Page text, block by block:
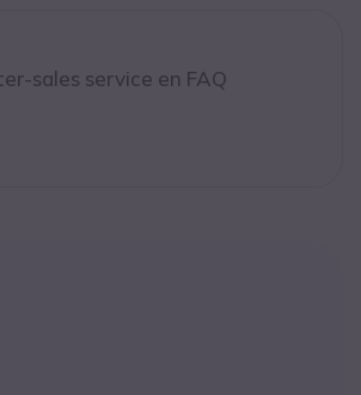
sales service en FAQ